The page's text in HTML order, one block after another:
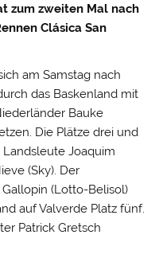
zum zweiten Mal nach
Clásica San
am Samstag nach
das Baskenland mit
Bauke
Die Plätze drei und
Joaquim
(Sky). Der
Gallopin (Lotto-Belisol)
auf Valverde Platz fünf.
Patrick Gretsch